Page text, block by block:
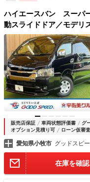
ハイエースバン スーパ
動スライドドア／モデリ
ラ／純正ナビ／オートエ
ーキ／オートマチックハ
タート／ビルトインＥＴ
販売店保証 車両状態評価書 グ
オプション見積り可
ローン仮審査
愛知県小牧市 グッドスピ
在庫を確